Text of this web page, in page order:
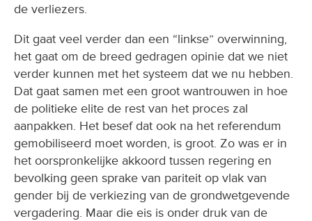
de verliezers.
Dit gaat veel verder dan een “linkse” overwinning,
het gaat om de breed gedragen opinie dat we niet
verder kunnen met het systeem dat we nu hebben.
Dat gaat samen met een groot wantrouwen in hoe
de politieke elite de rest van het proces zal
aanpakken. Het besef dat ook na het referendum
gemobiliseerd moet worden, is groot. Zo was er in
het oorspronkelijke akkoord tussen regering en
bevolking geen sprake van pariteit op vlak van
gender bij de verkiezing van de grondwetgevende
vergadering. Maar die eis is onder druk van de